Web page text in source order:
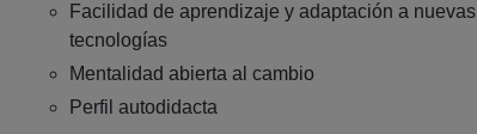
Facilidad de aprendizaje y adaptación a nuevas
tecnologías
Mentalidad abierta al cambio
Perfil autodidacta